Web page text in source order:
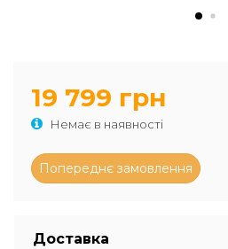
19 799 грн
Немає в наявності
Доставка